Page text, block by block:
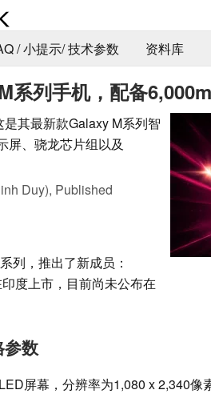
/ 小提示/ 技术参数 资料库
系列手机，配备
其最新款Galaxy M系列智
屏、骁龙芯片组以及
Duy), Published
系列，推出了新成员：
度上市，目前尚未公布在
数
屏幕，分辨率为1,080 x 2,340像